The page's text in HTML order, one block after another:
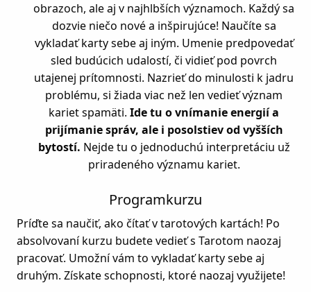
obrazoch, ale aj v najhlbších významoch. Každý sa
dozvie niečo nové a inšpirujúce! Naučíte sa
vykladať karty sebe aj iným. Umenie predpovedať
sled budúcich udalostí, či vidieť pod povrch
utajenej prítomnosti. Nazrieť do minulosti k jadru
problému, si žiada viac než len vedieť význam
kariet spamäti. Ide tu o vnímanie energií a
prijímanie správ, ale i posolstiev od vyšších
bytostí. Nejde tu o jednoduchú interpretáciu už
priradeného významu kariet.
Programkurzu
Príďte sa naučiť, ako čítať v tarotových kartách! Po
absolvovaní kurzu budete vedieť s Tarotom naozaj
pracovať. Umožní vám to vykladať karty sebe aj
druhým. Získate schopnosti, ktoré naozaj využijete!